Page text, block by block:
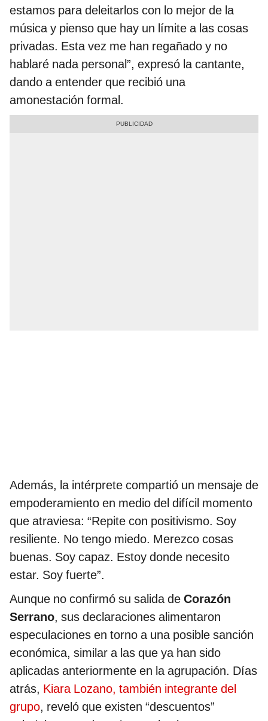
estamos para deleitarlos con lo mejor de la
música y pienso que hay un límite a las cosas
privadas. Esta vez me han regañado y no
hablaré nada personal”, expresó la cantante,
dando a entender que recibió una
amonestación formal.
Además, la intérprete compartió un mensaje de
empoderamiento en medio del difícil momento
que atraviesa: “Repite con positivismo. Soy
resiliente. No tengo miedo. Merezco cosas
buenas. Soy capaz. Estoy donde necesito
estar. Soy fuerte”.
Aunque no confirmó su salida de Corazón
Serrano, sus declaraciones alimentaron
especulaciones en torno a una posible sanción
económica, similar a las que ya han sido
aplicadas anteriormente en la agrupación. Días
atrás, Kiara Lozano, también integrante del
grupo, reveló que existen “descuentos”